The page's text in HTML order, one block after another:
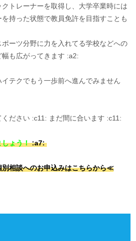
トレーナーを取得し、大学卒業時には
持った状態で教員免許を目指すことも
ーツ分野に力を入れてる学校などへの
も広がってきます :a2:
テクでもう一歩前へ進んでみません
ださい :c11: まだ間に合います :c11:
しょう！:a7:
相談へのお申込みはこちらから≪